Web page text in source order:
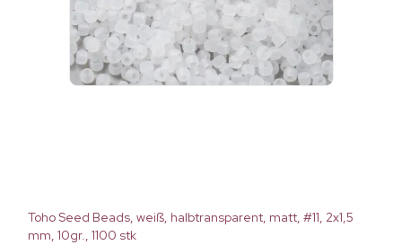
Toho Seed Beads, weiß, halbtransparent, matt, #11, 2x1,5
mm, 10gr., 1100 stk